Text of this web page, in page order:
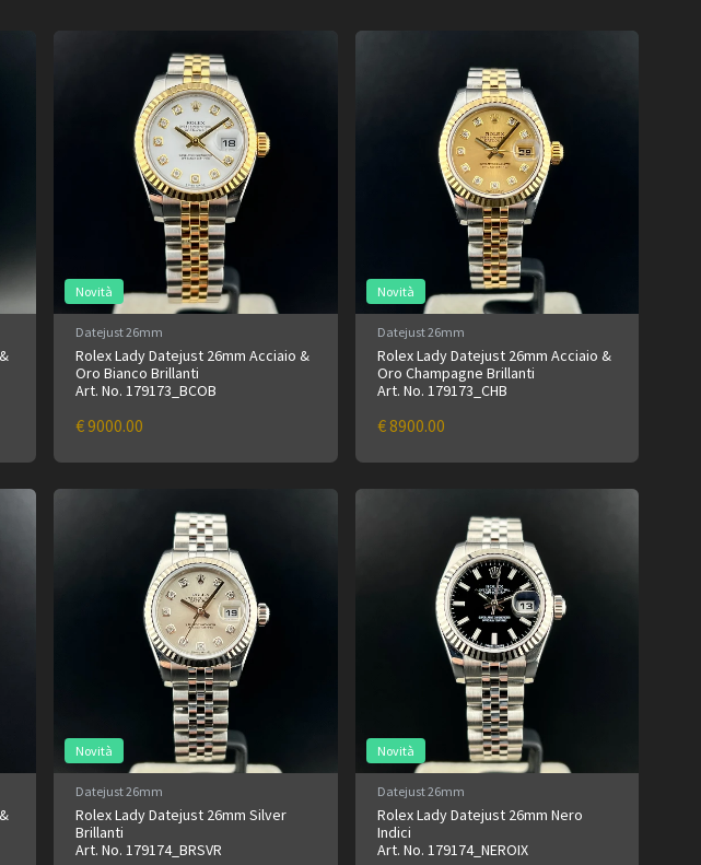
Novità
Datejust 26mm
Rolex Lady Datejust 26mm Acciaio &
Oro Bianco Brillanti
Art. No. 179173_BCOB
€ 9000.00
Novità
Datejust 26mm
Rolex Lady Datejust 26mm Acciaio &
Oro Champagne Brillanti
Art. No. 179173_CHB
€ 8900.00
Novità
Datejust 26mm
Rolex Lady Datejust 26mm Silver
Brillanti
Art. No. 179174_BRSVR
Novità
Datejust 26mm
Rolex Lady Datejust 26mm Nero
Indici
Art. No. 179174_NEROIX